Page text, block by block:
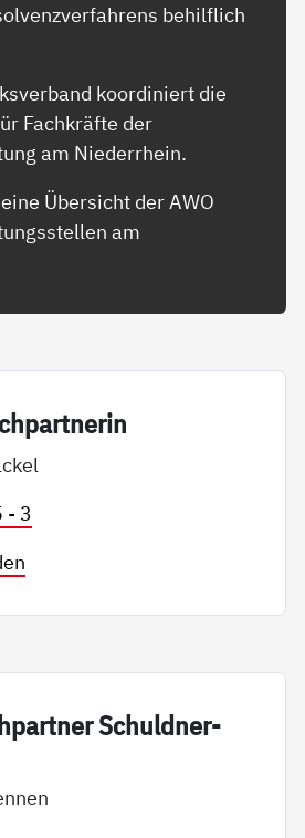
behilflich
koordiniert die
Fachkräfte der
am Niederrhein.
Übersicht der AWO
am
- 3
Schuld­ner­